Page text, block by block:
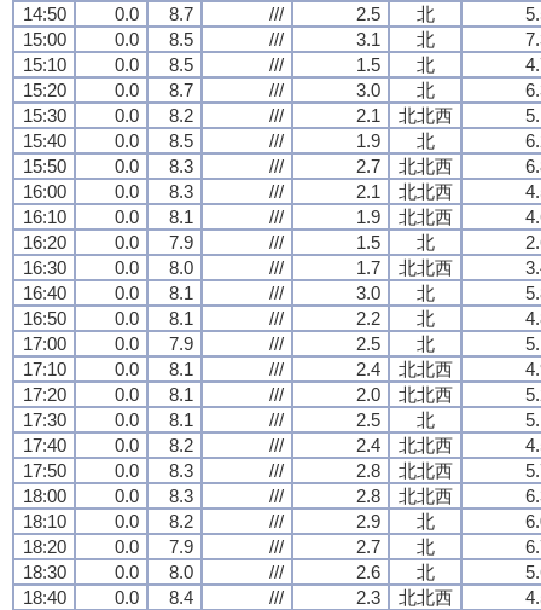
14:50 0.0 8.7 /// 2.5 北
15:00
0.0 8.5 /// 3.1 北
15:10
0.0 8.5 /// 1.5 北
15:20
0.0 8.7 /// 3.0 北
15:30
0.0 8.2 /// 2.1 北北西
15:40
0.0 8.5 /// 1.9 北
15:50
0.0 8.3 /// 2.7 北北西
16:00
0.0 8.3 /// 2.1 北北西
16:10
0.0 8.1 /// 1.9 北北西
16:20
0.0 7.9 /// 1.5 北
16:30
0.0 8.0 /// 1.7 北北西
16:40
0.0 8.1 /// 3.0 北
16:50
0.0 8.1 /// 2.2 北
17:00
0.0 7.9 /// 2.5 北
17:10
0.0 8.1 /// 2.4 北北西
17:20
0.0 8.1 /// 2.0 北北西
17:30
0.0 8.1 /// 2.5 北
17:40
0.0 8.2 /// 2.4 北北西
17:50
0.0 8.3 /// 2.8 北北西
18:00
0.0 8.3 /// 2.8 北北西
18:10
0.0 8.2 /// 2.9 北
18:20
0.0 7.9 /// 2.7 北
18:30
0.0 8.0 /// 2.6 北
18:40
0.0 8.4 /// 2.3 北北西